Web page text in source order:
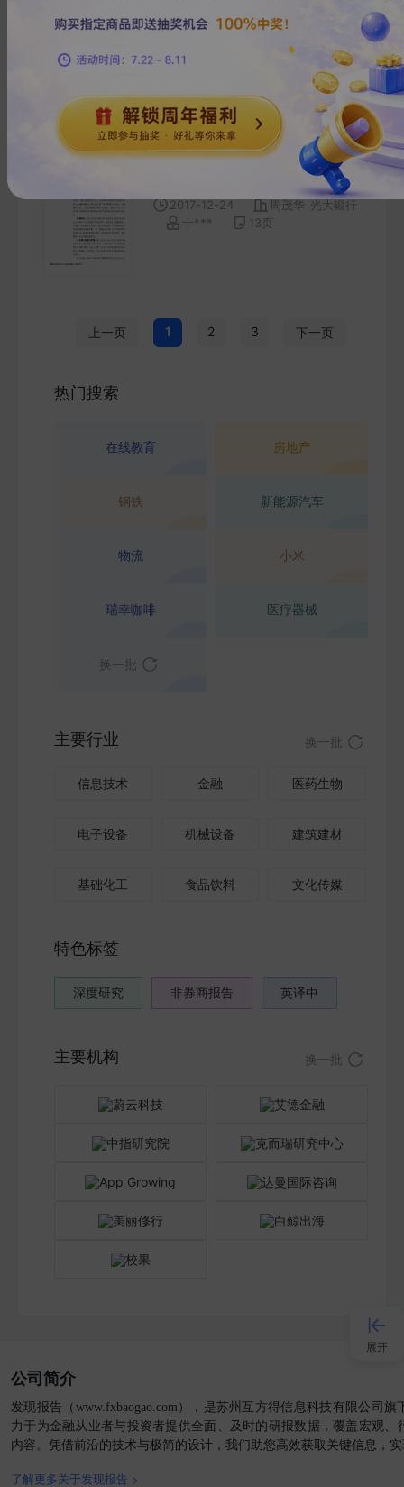
晰
2018-01-17 周茂华
光大银行
宏观经济、金融研究：2018年
2017-12-24 周茂华 光大银行
十***
13 页
上一页 1 2 3 下一页
热门搜索
在线教育 房地产
钢铁 新能源汽车
物流 小米
瑞幸咖啡 医疗器械
换一批
主要行业 换一批
信息技术 金融 医药生物
电子设备 机械设备 建筑建材
基础化工 食品饮料 文化传媒
特色标签
深度研究 非券商报告 英译中
主要机构 换一批
公司简介
发现报告（www.fxbaogao.com），是苏州互方得信息科技有限公司
力于为金融从业者与投资者提供全面、及时的研报数据，覆盖宏观、
内容。凭借前沿的技术与极简的设计，我们助您高效获取关键信息，
了解更多关于发现报告 >
展开
接入AI
小程序